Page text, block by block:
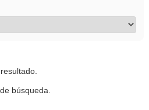
búsqueda.